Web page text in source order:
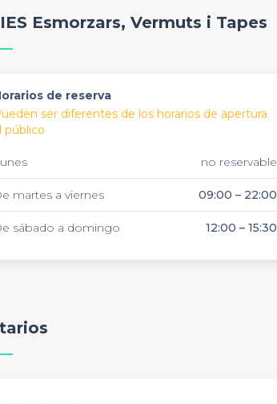
Esmorzars, Vermuts i Tapes
de reserva
ser diferentes de los horarios de apertura
público
no reservable
martes a viernes 09:00 – 22:00
sábado a domingo 12:00 – 15:30